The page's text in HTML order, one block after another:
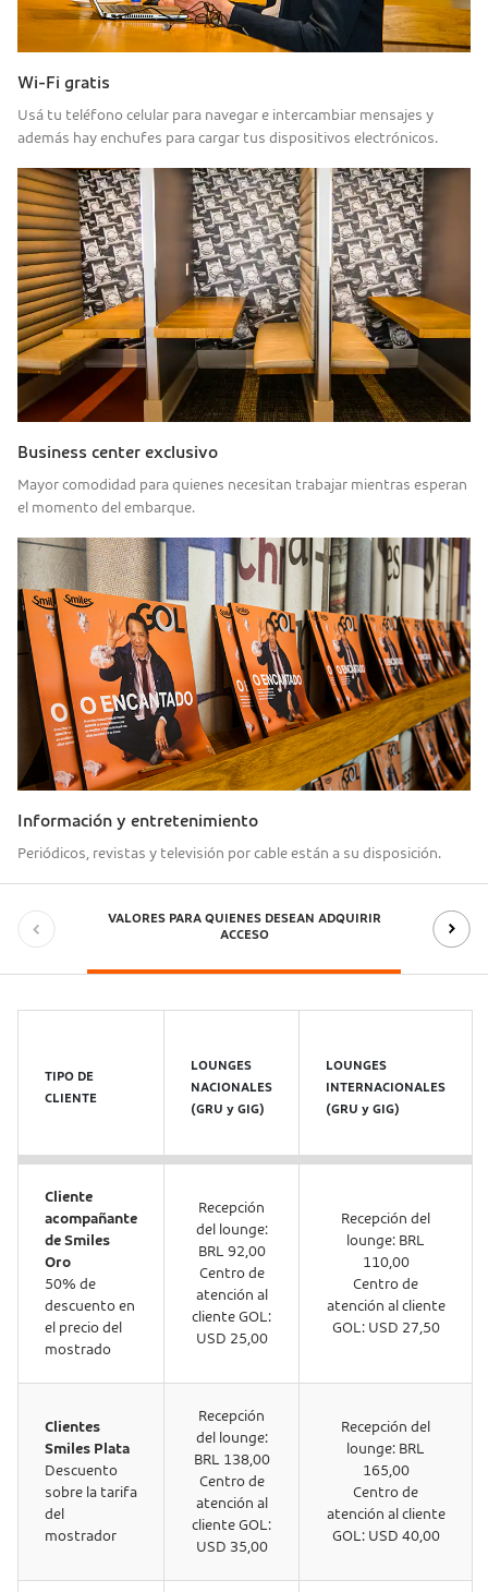
Wi-Fi gratis
Usá tu teléfono celular para navegar e intercambiar mensajes y
además hay enchufes para cargar tus dispositivos electrónicos.
Business center exclusivo
Mayor comodidad para quienes necesitan trabajar mientras esperan
el momento del embarque.
Información y entretenimiento
Periódicos, revistas y televisión por cable están a su disposición.
VALORES PARA QUIENES DESEAN ADQUIRIR
ACCESO
TIPO DE
CLIENTE
LOUNGES
NACIONALES
(GRU y GIG)
LOUNGES
INTERNACIONALES
(GRU y GIG)
Cliente
acompañante
de Smiles
Oro
50% de
descuento en
el precio del
mostrado
Recepción
del lounge:
BRL 92,00
Centro de
atención al
cliente GOL:
USD 25,00
Recepción del
lounge: BRL
110,00
Centro de
atención al cliente
GOL: USD 27,50
Clientes
Smiles Plata
Descuento
sobre la tarifa
del
mostrador
Recepción
del lounge:
BRL 138,00
Centro de
atención al
cliente GOL:
USD 35,00
Recepción del
lounge: BRL
165,00
Centro de
atención al cliente
GOL: USD 40,00